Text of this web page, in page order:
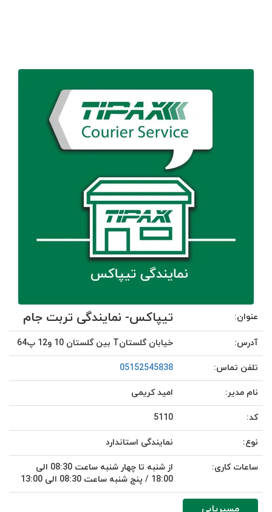
عنوان: تیپاکس- نمایندگی تربت جام
آدرس: خیابان گلستانT بین گلستان 10 و12 پ64
تلفن تماس: 05152545838
نام مدیر: امید کریمی
کد: 5110
نوع: نمایندگی استاندارد
ساعات کاری:
از شنبه تا چهار شنبه ساعت 08:30 الی
18:00 / پنج شنبه ساعت 08:30 الی 13:00
مسیریابی